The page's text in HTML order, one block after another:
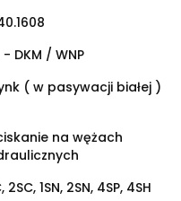
- DKM / WNP
( w pasywacji białej )
na wężach
2SC, 1SN, 2SN, 4SP, 4SH